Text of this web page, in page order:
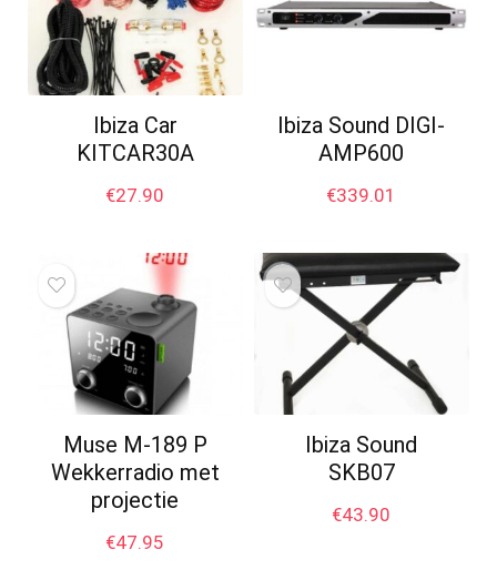
Ibiza Car
KITCAR30A
€27.90
Ibiza Sound DIGI-
AMP600
€339.01
Muse M-189 P
Wekkerradio met
projectie
€47.95
Ibiza Sound
SKB07
€43.90